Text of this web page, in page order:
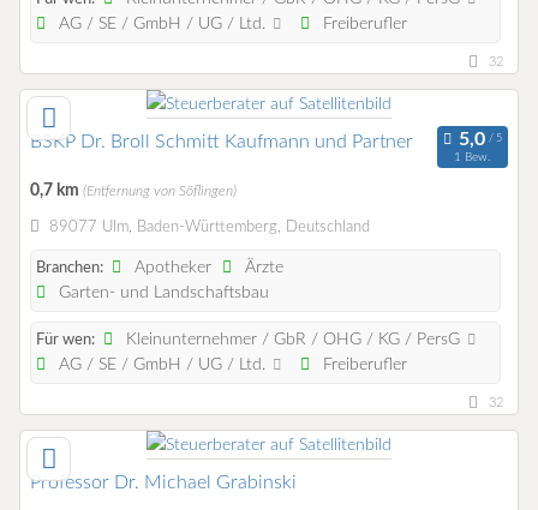
AG / SE / GmbH / UG / Ltd.
Freiberufler
32
BSKP Dr. Broll Schmitt Kaufmann und Partner
1 Bew.
0,7 km (Entfernung von Söflingen)
89077 Ulm, Baden-Württemberg, Deutschland
Branchen: Apotheker
Ärzte
Garten- und Landschaftsbau
Für wen:
Kleinunternehmer / GbR / OHG / KG / PersG
AG / SE / GmbH / UG / Ltd.
Freiberufler
32
Professor Dr. Michael Grabinski